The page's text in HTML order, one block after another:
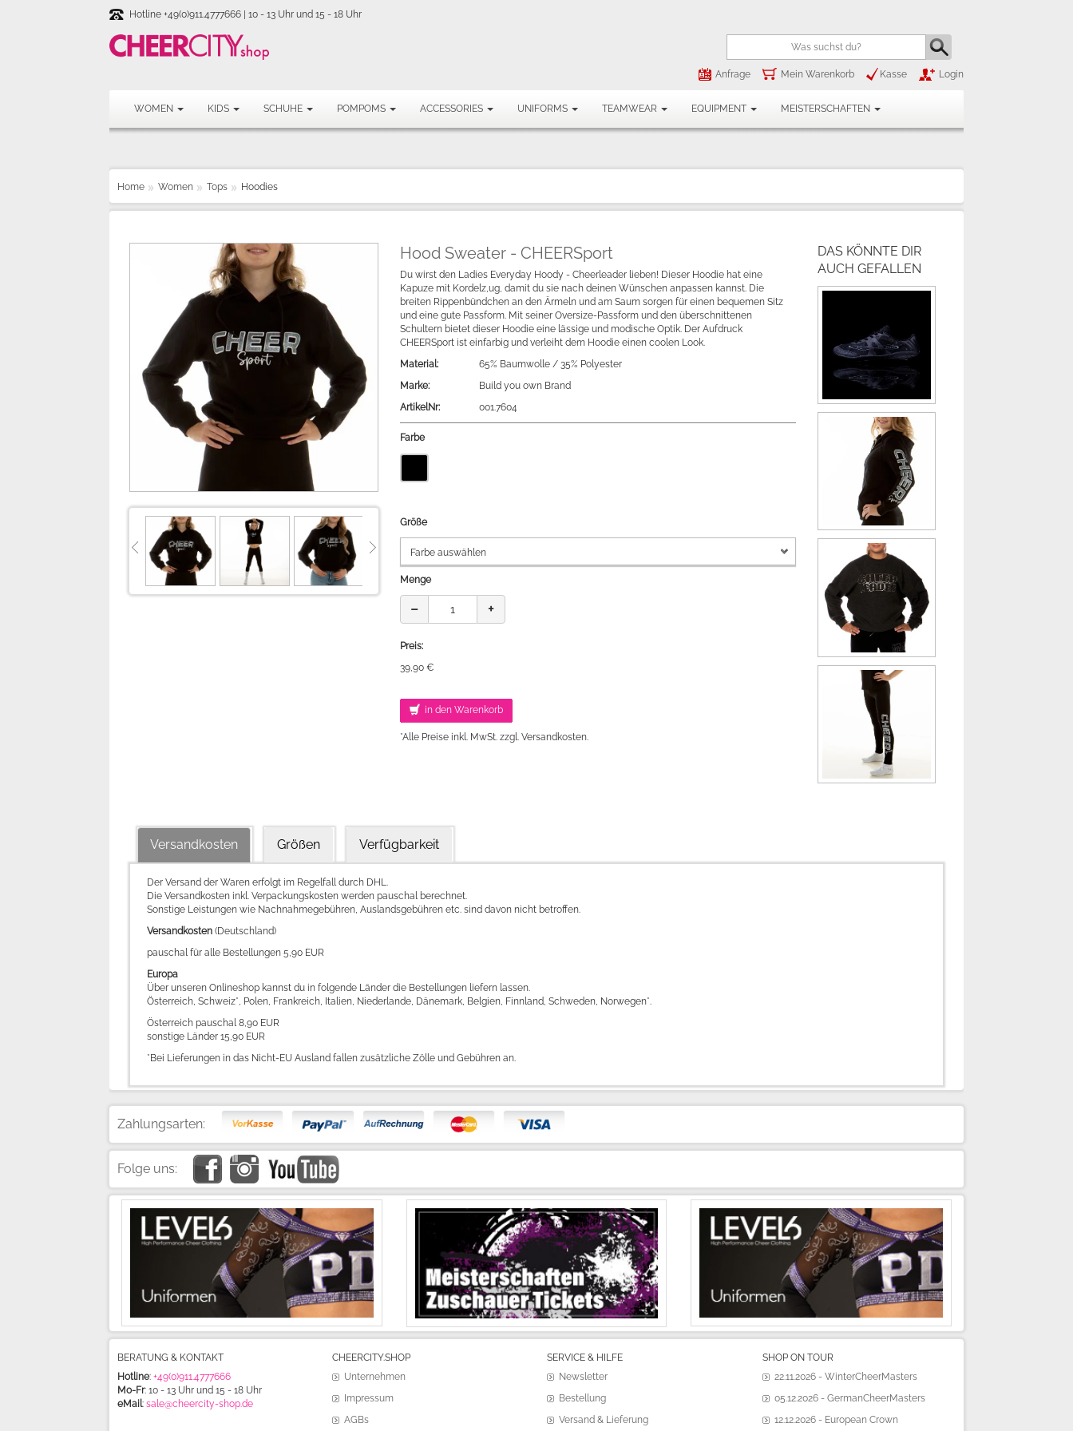
Hotline +49(0)911.4777666 | 10 - 13 Uhr und 15 - 18 Uhr
Anfrage Mein Warenkorb Kasse Login
WOMEN KIDS SCHUHE POMPOMS ACCESSORIES UNIFORMS TEAMWEAR EQUIPMENT MEISTERSCHAFTEN
Home Women Tops Hoodies
Hood Sweater - CHEERSport
Du wirst den Ladies Everyday Hoody - Cheerleader lieben! Dieser Hoodie hat eine
Kapuze mit Kordelz,ug, damit du sie nach deinen Wünschen anpassen kannst. Die
breiten Rippenbündchen an den Ärmeln und am Saum sorgen für einen bequemen Sitz
und eine gute Passform. Mit seiner Oversize-Passform und den überschnittenen
Schultern bietet dieser Hoodie eine lässige und modische Optik. Der Aufdruck
CHEERSport ist einfarbig und verleiht dem Hoodie einen coolen Look.
Material:
65% Baumwolle / 35% Polyester
Marke:
Build you own Brand
ArtikelNr:
001.7604
Farbe
Größe
Menge
− +
Preis:
39,90 €
in den Warenkorb
*Alle Preise inkl. MwSt. zzgl. Versandkosten.
DAS KÖNNTE DIR
AUCH GEFALLEN
Versandkosten Größen Verfügbarkeit
Der Versand der Waren erfolgt im Regelfall durch DHL.
Die Versandkosten inkl. Verpackungskosten werden pauschal berechnet.
Sonstige Leistungen wie Nachnahmegebühren, Auslandsgebühren etc. sind davon nicht betroffen.
Versandkosten (Deutschland)
pauschal für alle Bestellungen 5,90 EUR
Europa
Über unseren Onlineshop kannst du in folgende Länder die Bestellungen liefern lassen.
Österreich, Schweiz*, Polen, Frankreich, Italien, Niederlande, Dänemark, Belgien, Finnland, Schweden, Norwegen*.
Österreich pauschal 8,90 EUR
sonstige Länder 15,90 EUR
*Bei Lieferungen in das Nicht-EU Ausland fallen zusätzliche Zölle und Gebühren an.
Zahlungsarten:
Folge uns:
BERATUNG & KONTAKT
Hotline: +49(0)911.4777666
Mo-Fr: 10 - 13 Uhr und 15 - 18 Uhr
eMail: sale@cheercity-shop.de
CHEERCITY.SHOP
Unternehmen
Impressum
AGBs
SERVICE & HILFE
Newsletter
Bestellung
Versand & Lieferung
SHOP ON TOUR
22.11.2026 - WinterCheerMasters
05.12.2026 - GermanCheerMasters
12.12.2026 - European Crown